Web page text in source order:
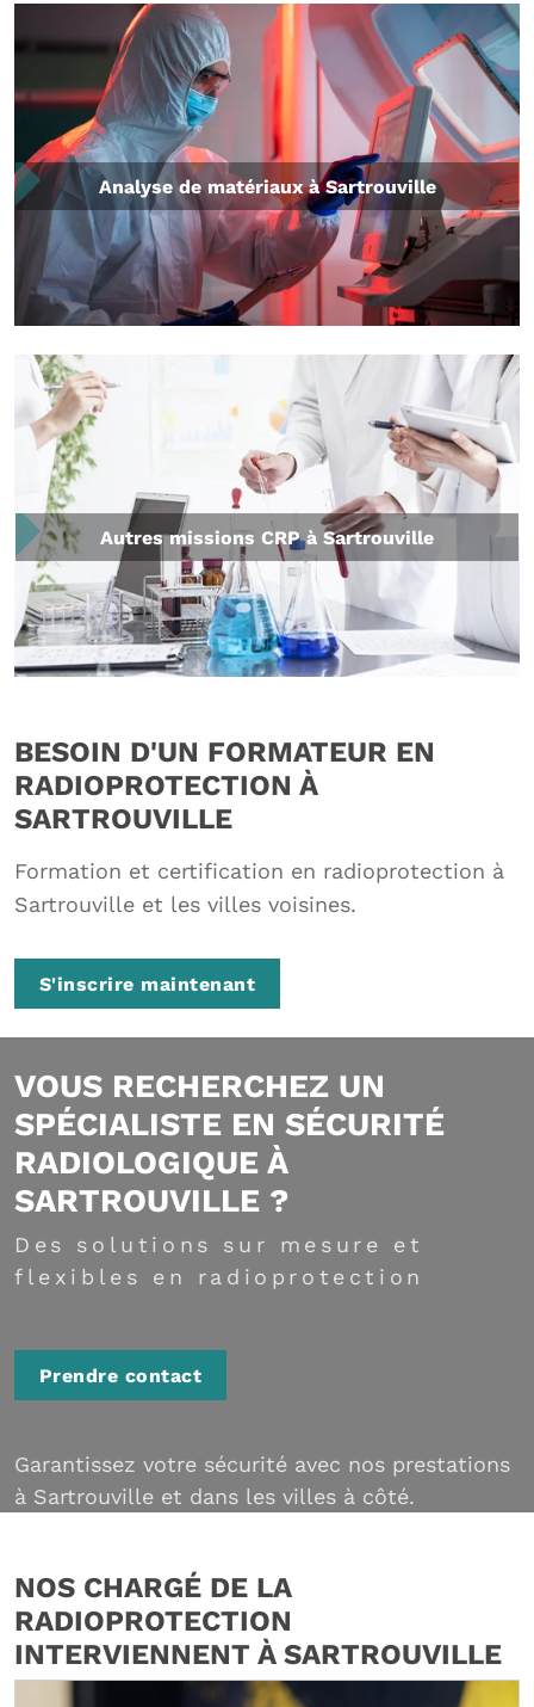
Analyse de matériaux à Sartrouville
Autres missions CRP à Sartrouville
BESOIN D'UN FORMATEUR EN
RADIOPROTECTION À
SARTROUVILLE
Formation et certification en radioprotection à
Sartrouville et les villes voisines.
S'inscrire maintenant
VOUS RECHERCHEZ UN
SPÉCIALISTE EN SÉCURITÉ
RADIOLOGIQUE À
SARTROUVILLE ?
Des solutions sur mesure et
flexibles en radioprotection
Prendre contact
Garantissez votre sécurité avec nos prestations
à Sartrouville et dans les villes à côté.
NOS CHARGÉ DE LA
RADIOPROTECTION
INTERVIENNENT À SARTROUVILLE